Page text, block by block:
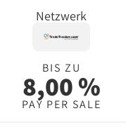
Netzwerk
BIS ZU
8,00 %
PAY PER SALE